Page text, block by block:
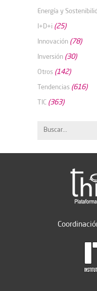
Energía y
I+D+i (25)
Innovación (78)
Inversión (30)
Otros (142)
Tendencias (616)
TIC (363)